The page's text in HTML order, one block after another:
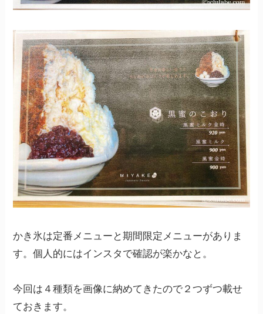
かき氷は定番メニューと期間限定メニューがありま
す。個人的にはインスタで確認が楽かなと。
今回は４種類を画像に納めてきたので２つずつ載せ
ておきます。